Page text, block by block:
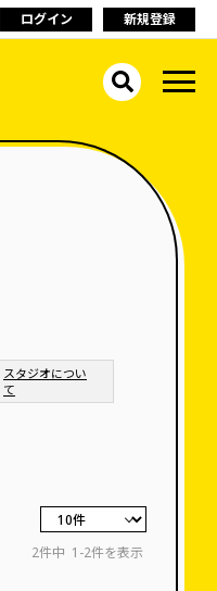
ログイン 新規登録
スタジオについ
て
2件中 1-2件を表示